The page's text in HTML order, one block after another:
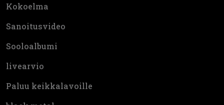
Kokoelma
Sanoitusvideo
Sooloalbumi
livearvio
Paluu keikkalavoille